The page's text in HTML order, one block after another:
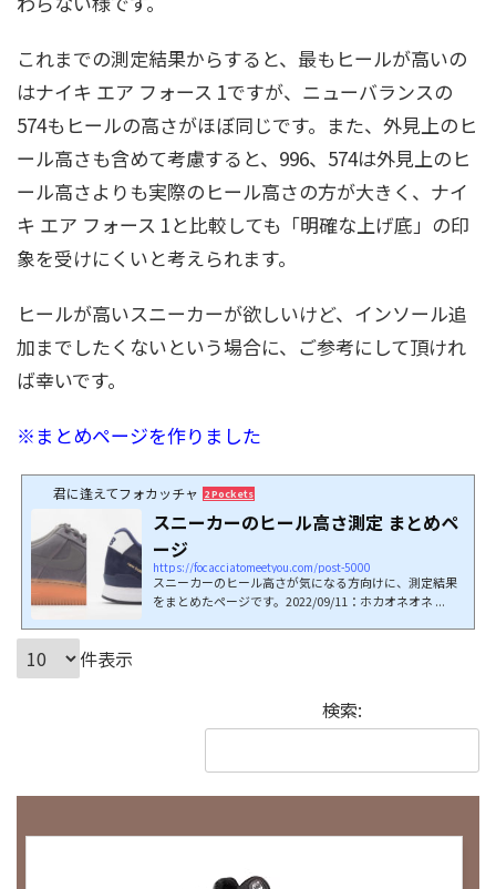
これまでの測定結果からすると、最もヒールが高いの
はナイキ エア フォース 1ですが、ニューバランスの
574もヒールの高さがほぼ同じです。また、外見上のヒ
ール高さも含めて考慮すると、996、574は外見上のヒ
ール高さよりも実際のヒール高さの方が大きく、ナイ
キ エア フォース 1と比較しても「明確な上げ底」の印
象を受けにくいと考えられます。
ヒールが高いスニーカーが欲しいけど、インソール追
加までしたくないという場合に、ご参考にして頂けれ
ば幸いです。
※まとめページを作りました
君に逢えてフォカッチャ 2 Pockets
スニーカーのヒール高さ測定 まとめペ
ージ
https://focacciatomeetyou.com/post-5000
スニーカーのヒール高さが気になる方向けに、測定結果
をまとめたページです。2022/09/11：ホカオネオネ ...
件表示
検索: